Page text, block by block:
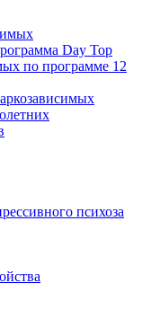
Day Top
по программе 12
психоза